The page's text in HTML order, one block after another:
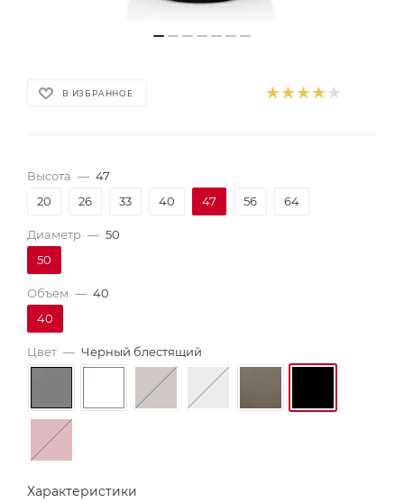
В ИЗБРАННОЕ
Высота — 47
20
26 33 40 47 56 64
Диаметр — 50
50
Объем — 40
40
Цвет — Черный блестящий
Характеристики